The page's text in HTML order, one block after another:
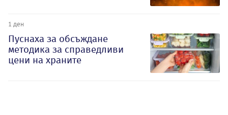
1 ден
Пуснаха за обсъждане
методика за справедливи
цени на храните